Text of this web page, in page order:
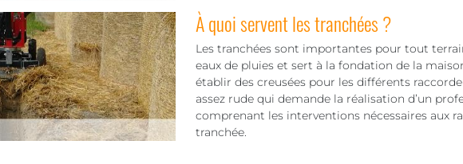
À quoi servent les tranchées ?
Les tranchées sont importantes pour tout
eaux de pluies et sert à la fondation de la
établir des creusées pour les différents
assez rude qui demande la réalisation d’un
comprenant les interventions nécessaires aux
tranchée.